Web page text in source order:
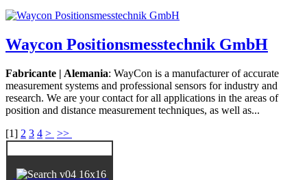
Waycon Positionsmesstechnik GmbH
Fabricante | Alemania: WayCon is a manufacturer of accurate
measurement systems and professional sensors for industry and
research. We are your contact for all applications in the areas of
position and distance measurement techniques, as well as...
[1] 2 3 4 > >>